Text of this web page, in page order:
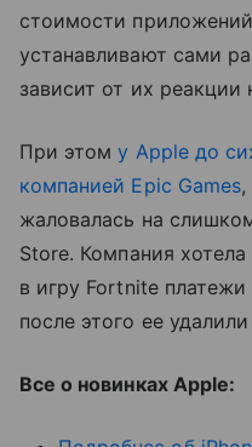
стоимости
устанавливают сами
зависит от их реакции
При этому Apple до
компанией Epic Games,
жаловалась на
Store. Компания
в игру Fortnite
после этого ее
Все о новинках Apple: